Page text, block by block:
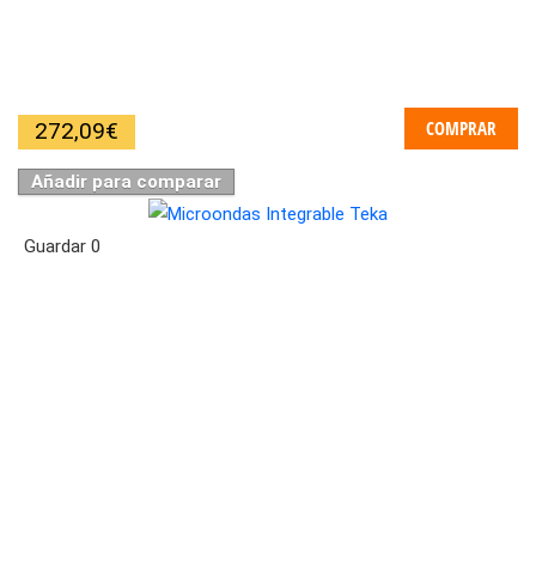
272,09€ COMPRAR
Añadir para comparar
Guardar 0